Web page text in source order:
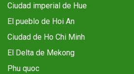
Ciudad imperial de Hue
El pueblo de Hoi An
Ciudad de Ho Chi Minh
El Delta de Mekong
Phu quoc